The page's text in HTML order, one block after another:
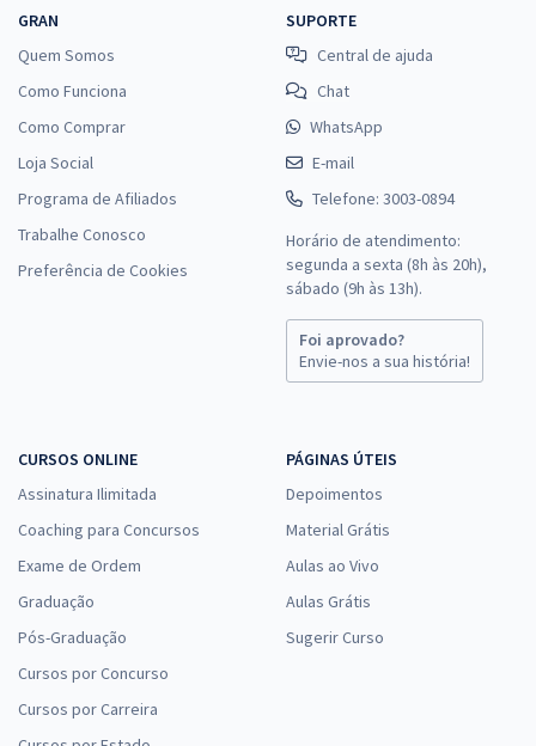
GRAN
Quem Somos
Como Funciona
Como Comprar
Loja Social
Programa de Afiliados
Trabalhe Conosco
Preferência de Cookies
SUPORTE
Central de ajuda
Chat
WhatsApp
E-mail
Telefone: 3003-0894
Horário de atendimento:
segunda a sexta (8h às 20h),
sábado (9h às 13h).
Foi aprovado?
Envie-nos a sua história!
CURSOS ONLINE
Assinatura Ilimitada
Coaching para Concursos
Exame de Ordem
Graduação
Pós-Graduação
Cursos por Concurso
Cursos por Carreira
PÁGINAS ÚTEIS
Depoimentos
Material Grátis
Aulas ao Vivo
Aulas Grátis
Sugerir Curso